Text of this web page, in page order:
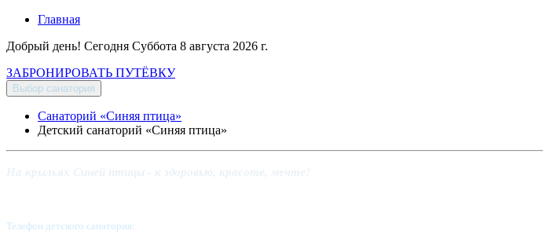
Главная
Добрый день! Сегодня Суббота 8 августа 2026 г.
ЗАБРОНИРОВАТЬ ПУТЁВКУ
Выбор санатория
Санаторий «Синяя птица»
Детский санаторий «Синяя птица»
Телефон детского санатория: